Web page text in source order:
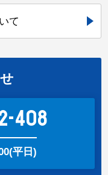
て
408
平日)